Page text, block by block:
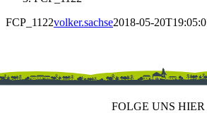
FCP_1122volker.sachse2018-05-
FOLGE UNS HIER